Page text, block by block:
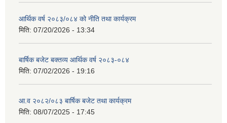
आर्थिक वर्ष २०८३/०८४ को नीति तथा कार्यक्रम
मिति: 07/20/2026 - 13:34
बार्षिक बजेट बक्तव्य आर्थिक वर्ष २०८३-०८४
मिति: 07/02/2026 - 19:16
आ.व २०८२/०८३ बार्षिक बजेट तथा कार्यक्रम
मिति: 08/07/2025 - 17:45